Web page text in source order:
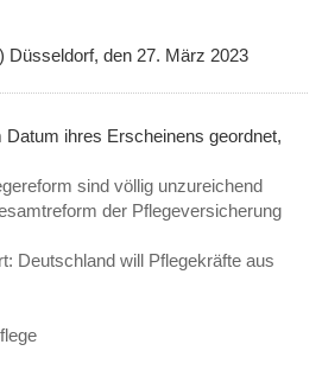
Düsseldorf, den 27. März 2023
Datum ihres Erscheinens geordnet,
sind völlig unzureichend
der Pflegeversicherung
Deutschland will Pflegekräfte aus